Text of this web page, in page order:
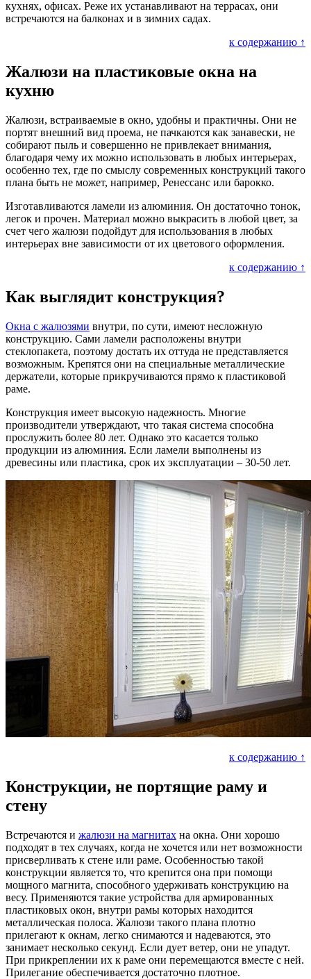
кухнях, офисах. Реже их устанавливают на террасах, они
встречаются на балконах и в зимних садах.
к содержанию ↑
Жалюзи на пластиковые окна на
кухню
Жалюзи, встраиваемые в окно, удобны и практичны. Они не
портят внешний вид проема, не пачкаются как занавески, не
собирают пыль и совершенно не привлекает внимания,
благодаря чему их можно использовать в любых интерьерах,
особенно тех, где по смыслу современных конструкций такого
плана быть не может, например, Ренессанс или барокко.
Изготавливаются ламели из алюминия. Он достаточно тонок,
легок и прочен. Материал можно выкрасить в любой цвет, за
счет чего жалюзи подойдут для использования в любых
интерьерах вне зависимости от их цветового оформления.
к содержанию ↑
Как выглядит конструкция?
Окна с жалюзями внутри, по сути, имеют несложную
конструкцию. Сами ламели расположены внутри
стеклопакета, поэтому достать их оттуда не представляется
возможным. Крепятся они на специальные металлические
держатели, которые прикручиваются прямо к пластиковой
раме.
Конструкция имеет высокую надежность. Многие
производители утверждают, что такая система способна
прослужить более 80 лет. Однако это касается только
продукции из алюминия. Если ламели выполнены из
древесины или пластика, срок их эксплуатации – 30-50 лет.
к содержанию ↑
Конструкции, не портящие раму и
стену
Встречаются и жалюзи на магнитах на окна. Они хорошо
подходят в тех случаях, когда не хочется или нет возможности
присверливать к стене или раме. Особенностью такой
конструкции является то, что крепится она при помощи
мощного магнита, способного удерживать конструкцию на
весу. Применяются такие устройства для армированных
пластиковых окон, внутри рамы которых находится
металлическая полоса. Жалюзи такого плана плотно
прилегают к окнам, легко снимаются и надеваются, это
занимает несколько секунд. Если дует ветер, они не упадут.
При прикреплении их к раме они перемещаются вместе с ней.
Прилегание обеспечивается достаточно плотное.